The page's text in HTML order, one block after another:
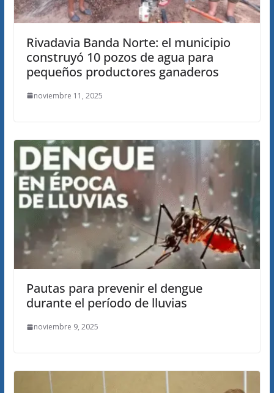
Rivadavia Banda Norte: el municipio
construyó 10 pozos de agua para
pequeños productores ganaderos
noviembre 11, 2025
Pautas para prevenir el dengue
durante el período de lluvias
noviembre 9, 2025